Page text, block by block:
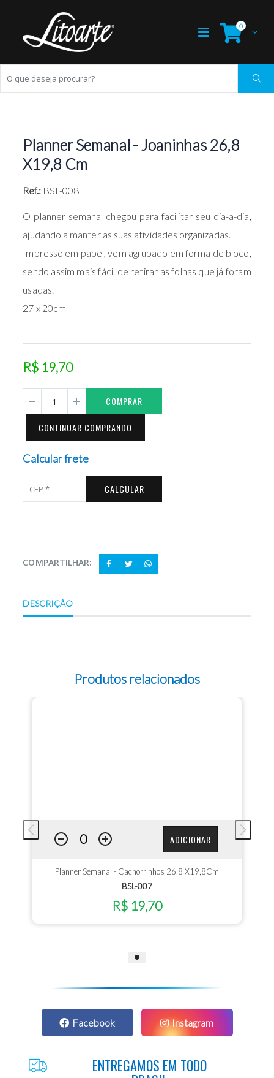
0
Planner Semanal - Joaninhas 26,8
X19,8 Cm
Ref.: BSL-008
O planner semanal chegou para facilitar seu dia-a-dia,
ajudando a manter as suas atividades organizadas.
Impresso em papel, vem agrupado em forma de bloco,
sendo assim mais fácil de retirar as folhas que já foram
usadas.
27 x 20cm
R$ 19,70
COMPRAR
CONTINUAR COMPRANDO
Calcular frete
CALCULAR
COMPARTILHAR:
DESCRIÇÃO
Produtos relacionados
ADICIONAR
Planner Semanal - Cachorrinhos 26,8 X19,8Cm
BSL-007
R$ 19,70
Facebook Instagram
ENTREGAMOS EM TODO